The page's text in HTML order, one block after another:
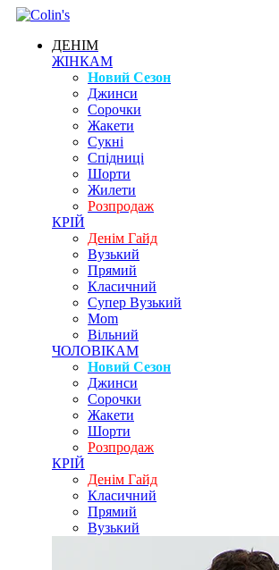
ДЕНІМ
ЖІНКАМ
Новий Сезон
Джинси
Сорочки
Жакети
Сукні
Спідниці
Шорти
Жилети
Розпродаж
КРІЙ
Денім Гайд
Вузький
Прямий
Класичний
Супер Вузький
Mom
Вільний
ЧОЛОВІКАМ
Новий Сезон
Джинси
Сорочки
Жакети
Шорти
Розпродаж
КРІЙ
Денім Гайд
Класичний
Прямий
Вузький